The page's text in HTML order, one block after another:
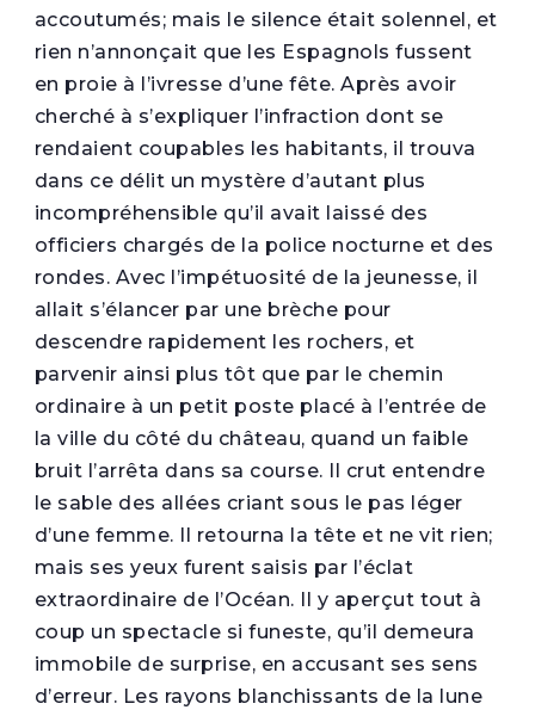
accoutumés; mais le silence était solennel, et
rien n’annonçait que les Espagnols fussent
en proie à l’ivresse d’une fête. Après avoir
cherché à s’expliquer l’infraction dont se
rendaient coupables les habitants, il trouva
dans ce délit un mystère d’autant plus
incompréhensible qu’il avait laissé des
officiers chargés de la police nocturne et des
rondes. Avec l’impétuosité de la jeunesse, il
allait s’élancer par une brèche pour
descendre rapidement les rochers, et
parvenir ainsi plus tôt que par le chemin
ordinaire à un petit poste placé à l’entrée de
la ville du côté du château, quand un faible
bruit l’arrêta dans sa course. Il crut entendre
le sable des allées criant sous le pas léger
d’une femme. Il retourna la tête et ne vit rien;
mais ses yeux furent saisis par l’éclat
extraordinaire de l’Océan. Il y aperçut tout à
coup un spectacle si funeste, qu’il demeura
immobile de surprise, en accusant ses sens
d’erreur. Les rayons blanchissants de la lune